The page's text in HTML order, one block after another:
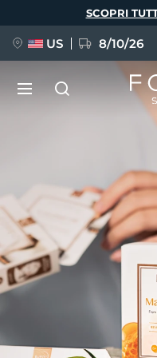
SCOPRI
US 8/10/26
FAQ™ Pure Beauty-
BREAKING NEWS
issa™ Teeth
English
Français
Polski
简